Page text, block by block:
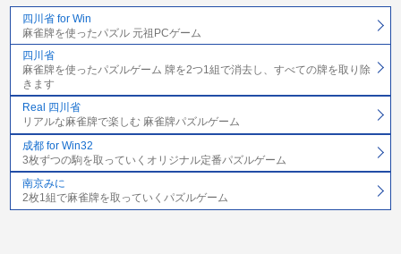
四川省 for Win
麻雀牌を使ったパズル 元祖PCゲーム
四川省
麻雀牌を使ったパズルゲーム 牌を2つ1組で消去し、すべての牌を取り除
きます
Real 四川省
リアルな麻雀牌で楽しむ 麻雀牌パズルゲーム
成都 for Win32
3枚ずつの駒を取っていくオリジナル定番パズルゲーム
南京みに
2枚1組で麻雀牌を取っていくパズルゲーム